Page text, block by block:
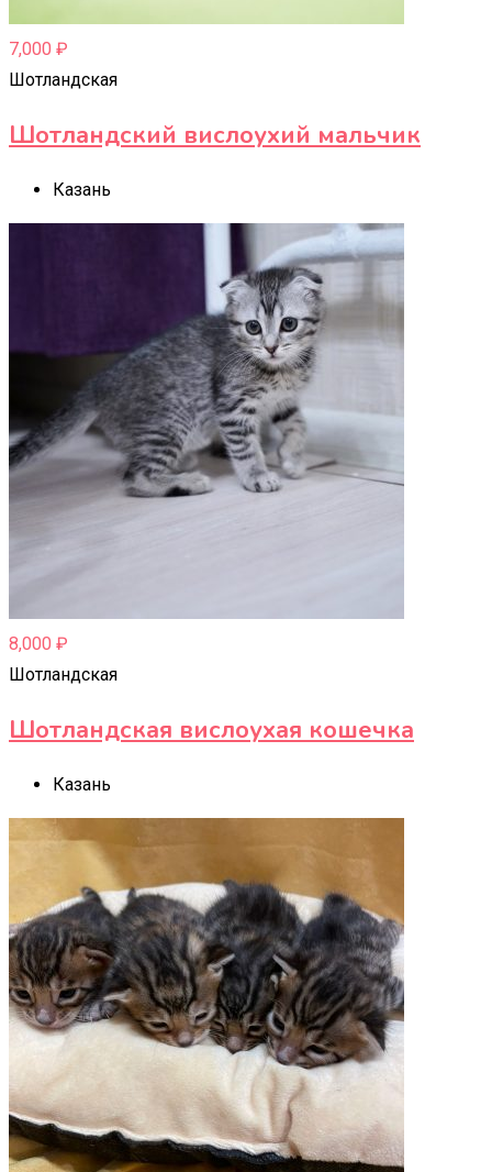
7,000 ₽
Шотландская
Шотландский вислоухий мальчик
Казань
8,000 ₽
Шотландская
Шотландская вислоухая кошечка
Казань